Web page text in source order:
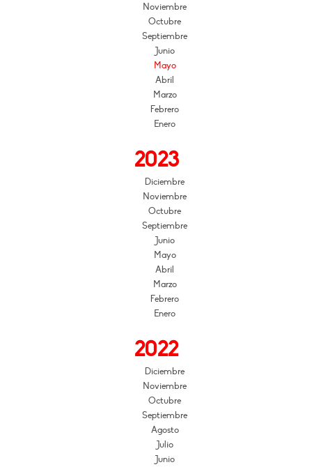
Noviembre
Octubre
Septiembre
Junio
Mayo
Abril
Marzo
Febrero
Enero
2023
Diciembre
Noviembre
Octubre
Septiembre
Junio
Mayo
Abril
Marzo
Febrero
Enero
2022
Diciembre
Noviembre
Octubre
Septiembre
Agosto
Julio
Junio